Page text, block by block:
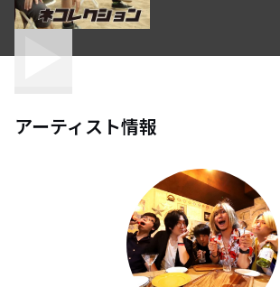
アーティスト情報